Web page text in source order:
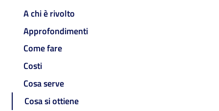
A chi è rivolto
Approfondimenti
Come fare
Costi
Cosa serve
Cosa si ottiene